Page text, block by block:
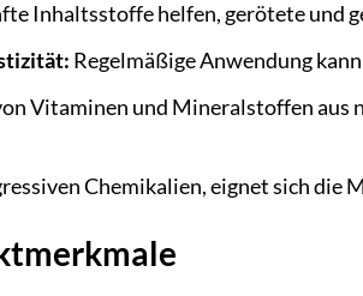
Inhaltsstoffe helfen, gerötete und
Regelmäßige Anwendung
Vitaminen und Mineralstoffen
Chemikalien, eignet sich die